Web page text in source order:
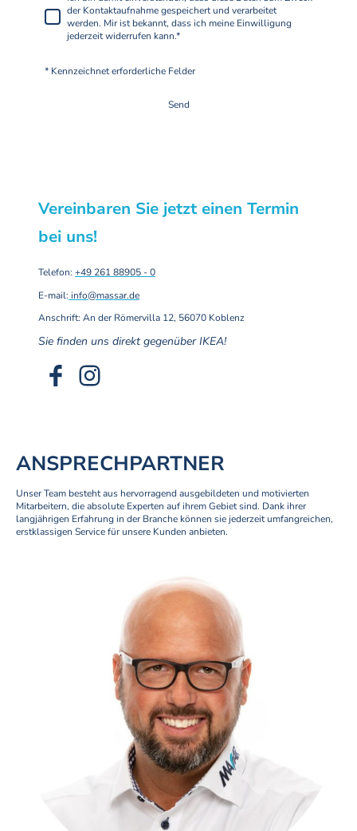
der Kontaktaufnahme gespeichert und verarbeitet
werden. Mir ist bekannt, dass ich meine Einwilligung
jederzeit widerrufen kann.*
* Kennzeichnet erforderliche Felder
Send
Vereinbaren Sie jetzt einen Termin
bei uns!
Telefon: +49 261 88905 - 0
E-mail: info@massar.de
Anschrift: An der Römervilla 12, 56070 Koblenz
Sie finden uns direkt gegenüber IKEA!
ANSPRECHPARTNER
Unser Team besteht aus hervorragend ausgebildeten und motivierten
Mitarbeitern, die absolute Experten auf ihrem Gebiet sind. Dank ihrer
langjährigen Erfahrung in der Branche können sie jederzeit umfangreichen,
erstklassigen Service für unsere Kunden anbieten.